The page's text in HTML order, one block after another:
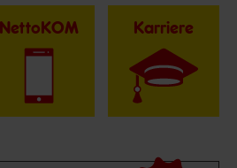
NettoKOM Karriere